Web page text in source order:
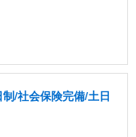
/社会保険完備/土日